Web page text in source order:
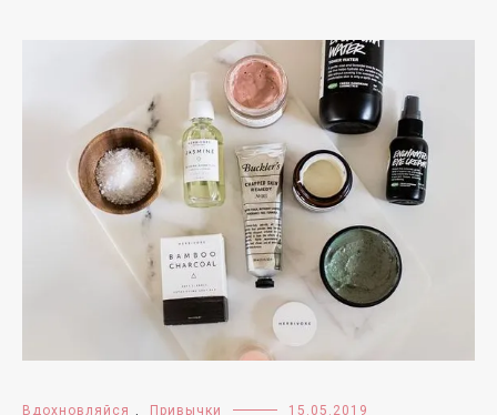
Вдохновляйся , Привычки 15.05.2019